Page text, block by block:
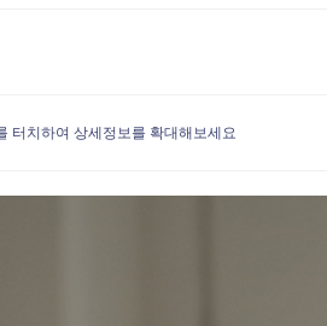
터치하여 상세정보를 확대해보세요